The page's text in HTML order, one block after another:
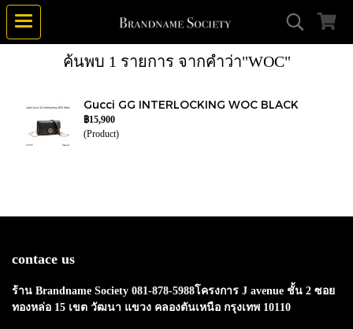
ค้นพบ 1 รายการ จากคำว่า"WOC"
Gucci GG INTERLOCKING WOC BLACK
฿15,900
(Product)
contace us
ร้าน Brandname Society 081-878-5988โครงการ J avenue ชั้น 2 ซอย
ทองหล่อ 15 เขต วัฒนา แขวง คลองตันเหนือ กรุงเทพ 10110